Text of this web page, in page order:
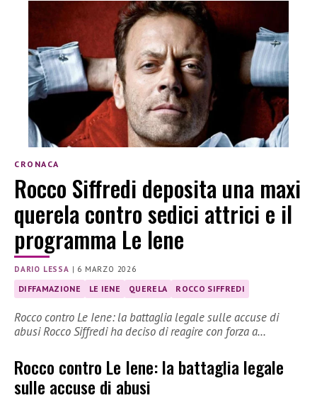
CRONACA
Rocco Siffredi deposita una maxi
querela contro sedici attrici e il
programma Le Iene
DARIO LESSA | 6 MARZO 2026
DIFFAMAZIONE LE IENE QUERELA ROCCO SIFFREDI
Rocco contro Le Iene: la battaglia legale sulle accuse di
abusi Rocco Siffredi ha deciso di reagire con forza a…
Rocco contro Le Iene: la battaglia legale
sulle accuse di abusi